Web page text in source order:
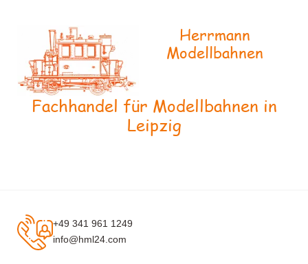
Herrmann
Modellbahnen
Fachhandel für Modellbahnen in
Leipzig
+49 341 961 1249
info@hml24.com